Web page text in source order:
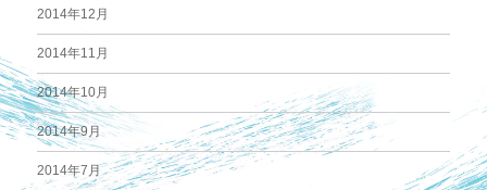
2014年12月
2014年11月
2014年10月
2014年9月
2014年7月